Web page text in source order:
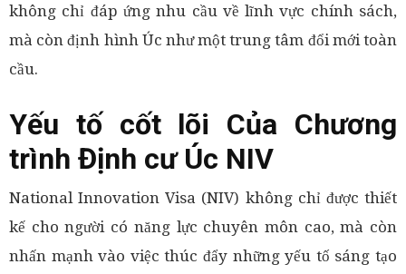
không chỉ đáp ứng nhu cầu về lĩnh vực chính sách,
mà còn định hình Úc như một trung tâm đổi mới toàn
cầu.
Yếu tố cốt lõi Của Chương
trình Định cư Úc NIV
National Innovation Visa (NIV) không chỉ được thiết
kế cho người có năng lực chuyên môn cao, mà còn
nhấn mạnh vào việc thúc đẩy những yếu tố sáng tạo